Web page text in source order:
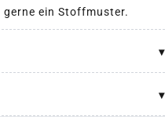
ein Stoffmuster.